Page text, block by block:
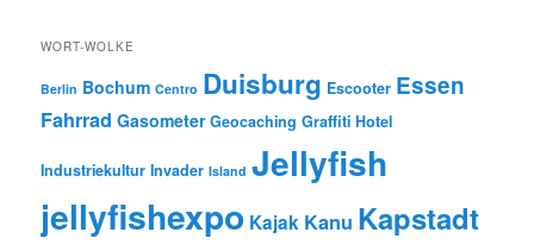
WORT-WOLKE
Berlin Bochum Centro Duisburg Escooter Essen
Fahrrad Gasometer Geocaching Graffiti Hotel
Industriekultur Invader Island Jellyfish
jellyfishexpo Kajak Kanu Kapstadt